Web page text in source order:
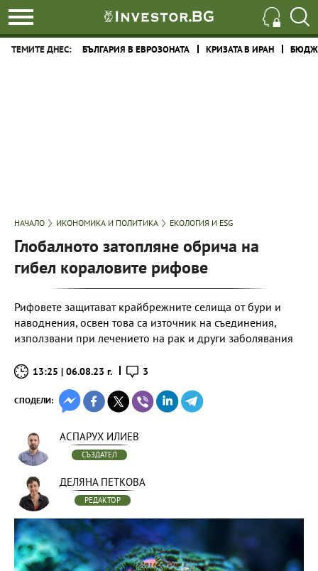
ТЕМИТЕ ДНЕС: БЪЛГАРИЯ В ЕВРОЗОНАТА КРИЗАТА В ИРАН
НАЧАЛО ИКОНОМИКА И ПОЛИТИКА ЕКОЛОГИЯ И ESG
Глобалното затопляне обрича на
гибел кораловите рифове
Рифовете защитават крайбрежните селища от бури и
наводнения, освен това са източник на съединения,
използвани при лечението на рак и други заболявания
13:25 | 06.08.23 г. 3
СПОДЕЛИ:
АСПАРУХ ИЛИЕВ
СЪЗДАТЕЛ
ДЕЛЯНА ПЕТКОВА
РЕДАКТОР